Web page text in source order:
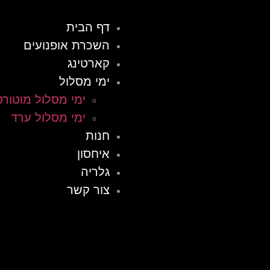
דף הבית
השכרת אופנועים
קארטינג
ימי מסלול
ימי מסלול
ימי מסלול ערד
חנות
איחסון
גלריה
צור קשר